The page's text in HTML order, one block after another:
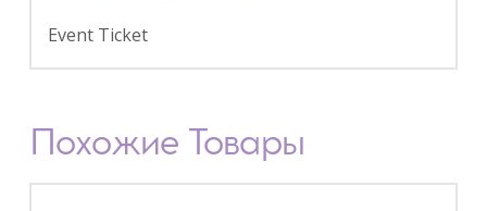
Event Ticket
Похожие Товары